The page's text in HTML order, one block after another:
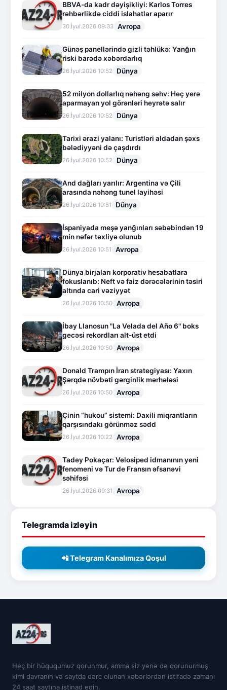
BBVA-da kadr dəyişikliyi: Karlos Torres
rəhbərlikdə ciddi islahatlar aparır
30.İyul.2026 09:33 Avropa
Günəş panellərində gizli təhlükə: Yanğın
riski barədə xəbərdarlıq
26.İyul.2026 10:52 Dünya
52 milyon dollarlıq nəhəng səhv: Heç yerə
aparmayan yol görənləri heyrətə salır
26.İyul.2026 10:52 Dünya
Tarixi ərazi yalanı: Turistləri aldadan şəxs
bələdiyyəni də çaşdırdı
26.İyul.2026 10:52 Dünya
And dağları yarılır: Argentina və Çili
arasında nəhəng tunel layihəsi
26.İyul.2026 10:51 Dünya
İspaniyada meşə yanğınları səbəbindən 19
min nəfər təxliyə olunub
26.İyul.2026 10:51 Avropa
Dünya birjaları korporativ hesabatlara
fokuslanıb: Neft və faiz dərəcələrinin təsiri
altında cari vəziyyət
26.İyul.2026 10:50 Avropa
İbay Llanosun "La Velada del Año 6" boks
gecəsi rekordları alt-üst etdi
26.İyul.2026 10:50 Avropa
Donald Trampın İran strategiyası: Yaxın
Şərqdə növbəti gərginlik mərhələsi
26.İyul.2026 10:50 Avropa
Çinin “hukou” sistemi: Daxili miqrantların
qarşısındakı görünməz sədd
26.İyul.2026 10:22 Avropa
Tadey Pokaçar: Velosiped idmanının yeni
fenomeni və Tur de Fransın əfsanəvi
səhifəsi
26.İyul.2026 09:31 Avropa
Telegramda izləyin
📲 Telegram Kanalımıza Qoşul
Heç bir hüququmuz qorunmur, amma siz yenə də qorunurmuş
kimi davranın və saytda dərc olunan xəbərlərdən istifadə zamanı
24 saat saytına istinad edin.